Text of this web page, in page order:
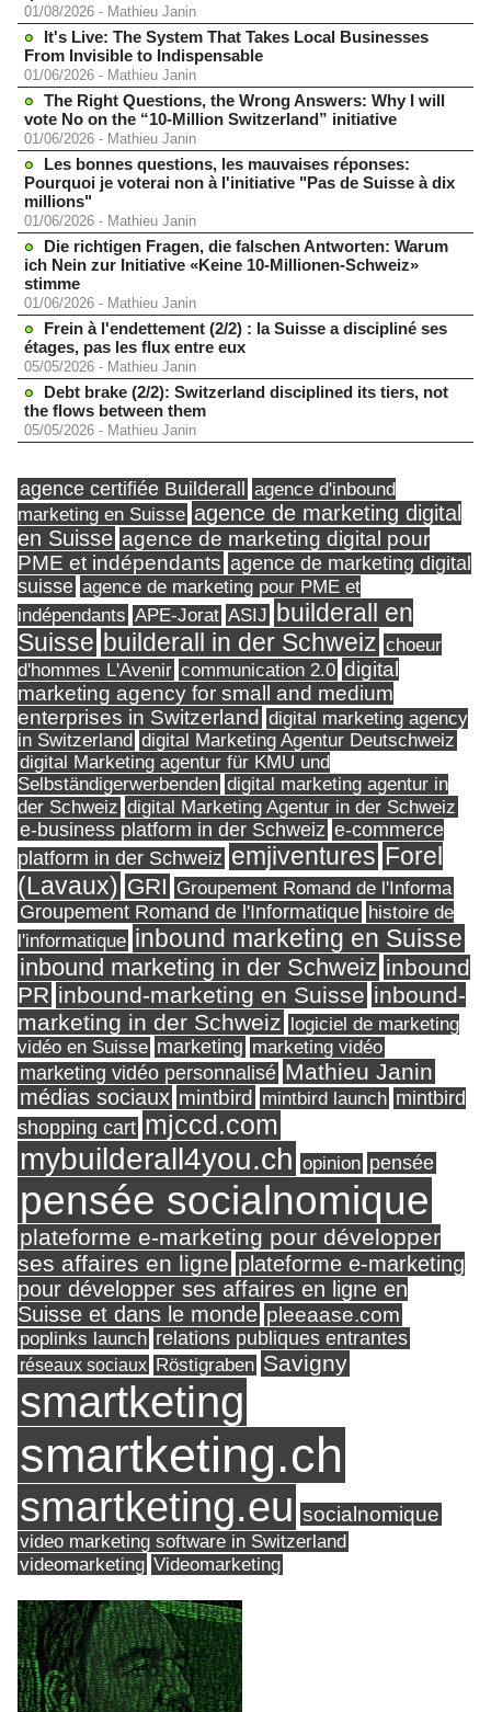
01/08/2026 - Mathieu Janin
It's Live: The System That Takes Local Businesses
From Invisible to Indispensable
01/06/2026 - Mathieu Janin
The Right Questions, the Wrong Answers: Why I will
vote No on the “10-Million Switzerland” initiative
01/06/2026 - Mathieu Janin
Les bonnes questions, les mauvaises réponses:
Pourquoi je voterai non à l'initiative "Pas de Suisse à dix
millions"
01/06/2026 - Mathieu Janin
Die richtigen Fragen, die falschen Antworten: Warum
ich Nein zur Initiative «Keine 10-Millionen-Schweiz»
stimme
01/06/2026 - Mathieu Janin
Frein à l'endettement (2/2) : la Suisse a discipliné ses
étages, pas les flux entre eux
05/05/2026 - Mathieu Janin
Debt brake (2/2): Switzerland disciplined its tiers, not
the flows between them
05/05/2026 - Mathieu Janin
agence certifiée Builderall
agence d'inbound
marketing en Suisse agence de marketing digital
en Suisse agence de marketing digital pour
PME et indépendants agence de marketing digital
suisse agence de marketing pour PME et
indépendants APE-Jorat ASIJ builderall en
Suisse builderall in der Schweiz choeur
d'hommes L'Avenir communication 2.0 digital
marketing agency for small and medium
enterprises in Switzerland digital marketing agency
in Switzerland digital Marketing Agentur Deutschweiz
digital Marketing agentur für KMU und
Selbständigerwerbenden digital marketing agentur in
der Schweiz digital Marketing Agentur in der Schweiz
e-business platform in der Schweiz e-commerce
platform in der Schweiz emjiventures Forel
(Lavaux) GRI Groupement Romand de l'Informa
Groupement Romand de l'Informatique histoire de
l'informatique inbound marketing en Suisse
inbound marketing in der Schweiz inbound
PR inbound-marketing en Suisse inbound-
marketing in der Schweiz logiciel de marketing
vidéo en Suisse marketing marketing vidéo
marketing vidéo personnalisé Mathieu Janin
médias sociaux mintbird mintbird launch mintbird
shopping cart mjccd.com
mybuilderall4you.ch opinion pensée
pensée socialnomique
plateforme e-marketing pour développer
ses affaires en ligne plateforme e-marketing
pour développer ses affaires en ligne en
Suisse et dans le monde pleeaase.com
poplinks launch relations publiques entrantes
réseaux sociaux Röstigraben Savigny
smartketing
smartketing.ch
smartketing.eu socialnomique
video marketing software in Switzerland
videomarketing Videomarketing